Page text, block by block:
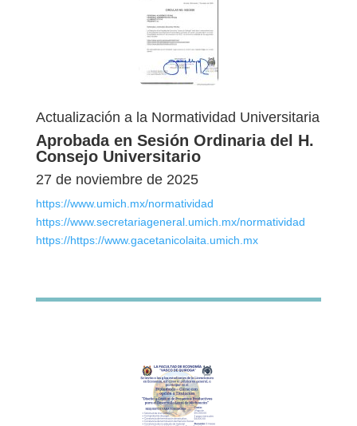
Actualización a la Normatividad Universitaria
Aprobada en Sesión Ordinaria del H.
Consejo Universitario
27 de noviembre de 2025
https://www.umich.mx/normatividad
https://www.secretariageneral.umich.mx/normatividad
https://https://www.gacetanicolaita.umich.mx